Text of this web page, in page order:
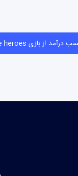
کسب درآمد از بازی crazy defense heroes